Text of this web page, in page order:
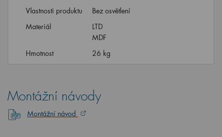
Vlastnosti produktu
Bez osvětlení
Materiál
LTD
MDF
Hmotnost
26 kg
Montážní návody
Montážní návod